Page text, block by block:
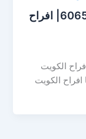
خدمة شاي و قهوه الكويت | 60656620| افراح
شاي و قهوه الكويت | 60656620| افراح الكويت
الكويت